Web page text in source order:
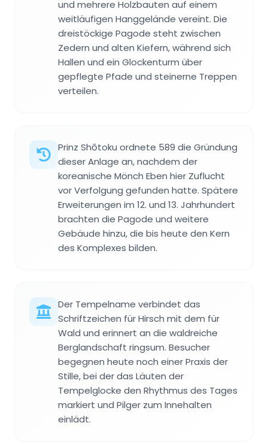
und mehrere Holzbauten auf einem
weitläufigen Hanggelände vereint. Die
dreistöckige Pagode steht zwischen
Zedern und alten Kiefern, während sich
Hallen und ein Glockenturm über
gepflegte Pfade und steinerne Treppen
verteilen.
Prinz Shōtoku ordnete 589 die Gründung
dieser Anlage an, nachdem der
koreanische Mönch Eben hier Zuflucht
vor Verfolgung gefunden hatte. Spätere
Erweiterungen im 12. und 13. Jahrhundert
brachten die Pagode und weitere
Gebäude hinzu, die bis heute den Kern
des Komplexes bilden.
Der Tempelname verbindet das
Schriftzeichen für Hirsch mit dem für
Wald und erinnert an die waldreiche
Berglandschaft ringsum. Besucher
begegnen heute noch einer Praxis der
Stille, bei der das Läuten der
Tempelglocke den Rhythmus des Tages
markiert und Pilger zum Innehalten
einlädt.